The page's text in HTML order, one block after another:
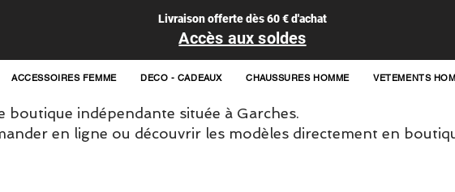
Livraison offerte dès 60 € d'achat
Accès aux soldes
ACCESSOIRES FEMME DECO - CADEAUX CHAUSSURES HOMME VETEMENTS
boutique indépendante située à Garches.
en ligne ou découvrir les modèles directement en